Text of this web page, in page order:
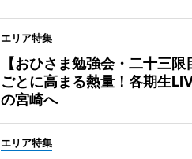
エリア特集
【おひさま勉強会・二十三
ごとに高まる熱量！各期生
の宮崎へ
エリア特集